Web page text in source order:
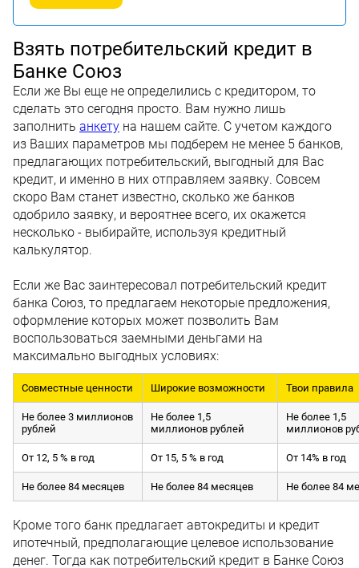
Взять потребительский кредит в
Банке Союз
Если же Вы еще не определились с кредитором, то
сделать это сегодня просто. Вам нужно лишь
заполнить анкету на нашем сайте. С учетом каждого
из Ваших параметров мы подберем не менее 5 банков,
предлагающих потребительский, выгодный для Вас
кредит, и именно в них отправляем заявку. Совсем
скоро Вам станет известно, сколько же банков
одобрило заявку, и вероятнее всего, их окажется
несколько - выбирайте, используя кредитный
калькулятор.
Если же Вас заинтересовал потребительский кредит
банка Союз, то предлагаем некоторые предложения,
оформление которых может позволить Вам
воспользоваться заемными деньгами на
максимально выгодных условиях:
Совместные ценности Широкие возможности Твои правила
Не более 3 миллионов
рублей
Не более 1,5
миллионов рублей
Не более 1,5
миллионов
От 12, 5 % в год От 15, 5 % в год От 14% в год
Не более 84 месяцев Не более 84 месяцев Не более 84
Кроме того банк предлагает автокредиты и кредит
ипотечный, предполагающие целевое использование
денег. Тогда как потребительский кредит в Банке Союз